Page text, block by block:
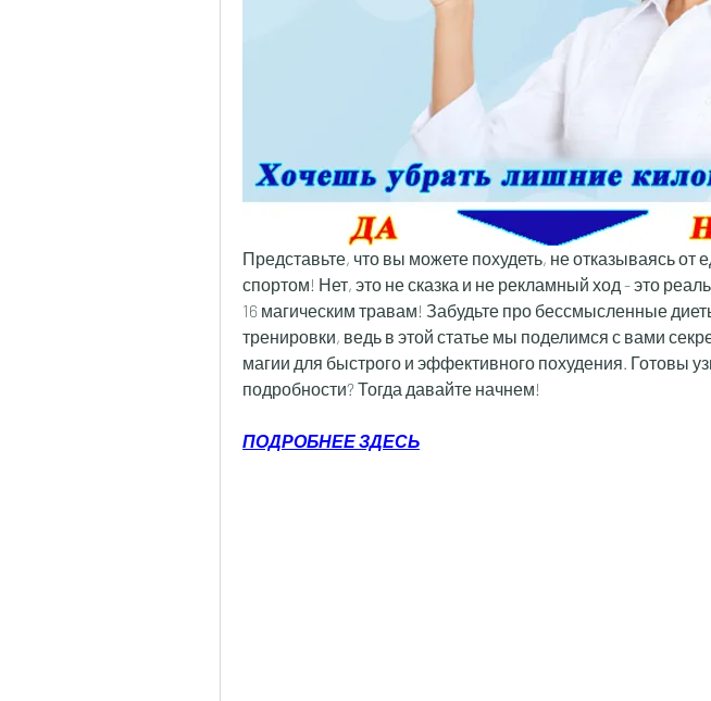
Представьте, что вы можете похудеть, не отказываясь от
спортом! Нет, это не сказка и не рекламный ход - это
16 магическим травам! Забудьте про бессмысленные
тренировки, ведь в этой статье мы поделимся с вами
магии для быстрого и эффективного похудения. Готовы
подробности? Тогда давайте начнем!
ПОДРОБНЕЕ ЗДЕСЬ